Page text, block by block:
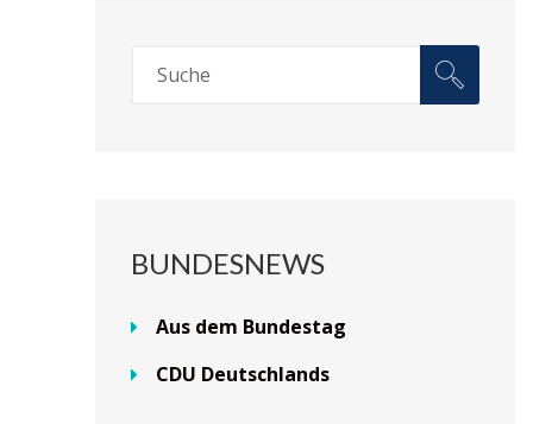
BUNDESNEWS
Aus dem Bundestag
CDU Deutschlands